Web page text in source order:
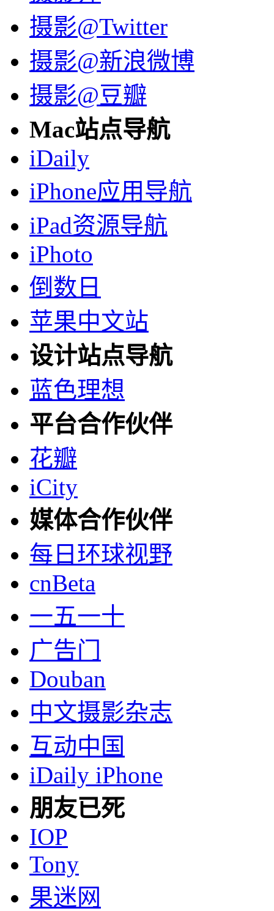
摄影@Twitter
摄影@新浪微博
摄影@豆瓣
Mac站点导航
iDaily
iPhone应用导航
iPad资源导航
iPhoto
倒数日
苹果中文站
设计站点导航
蓝色理想
平台合作伙伴
花瓣
iCity
媒体合作伙伴
每日环球视野
cnBeta
一五一十
广告门
Douban
中文摄影杂志
互动中国
iDaily iPhone
朋友已死
IOP
Tony
果迷网